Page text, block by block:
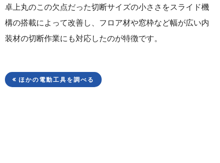
卓上丸のこの欠点だった切断サイズの小ささをスライド機
構の搭載によって改善し、フロア材や窓枠など幅が広い内
装材の切断作業にも対応したのが特徴です。
ほかの電動工具を調べる